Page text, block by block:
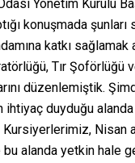
Yönetim Kurulu
konuşmada şunları
katkı sağlamak
Tır Şoförlüğü
düzenlemiştik.
duyduğu alanda
Kursiyerlerimiz, Nisan
bu alanda yetkin hale